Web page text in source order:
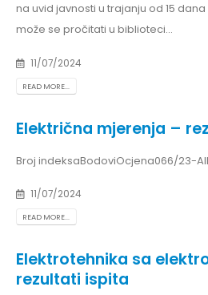
na uvid javnosti u trajanju od 15
može se pročitati u biblioteci...
11/07/2024
READ MORE...
Električna mjerenja –
Broj indeksaBodoviOcjena066/23-
11/07/2024
READ MORE...
Elektrotehnika sa
rezultati ispita